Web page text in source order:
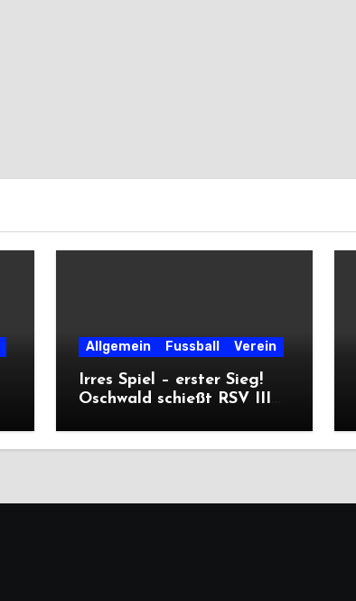
Allgemein Fussball Verein
Irres Spiel – erster Sieg!
Oschwald schießt RSV III
Premiere